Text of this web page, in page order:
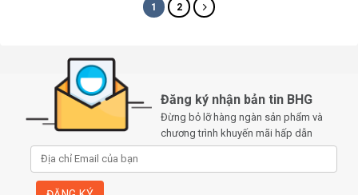
1 2
Đăng ký nhận bản tin BHG
Đừng bỏ lỡ hàng ngàn sản phẩm và
chương trình khuyến mãi hấp dẫn